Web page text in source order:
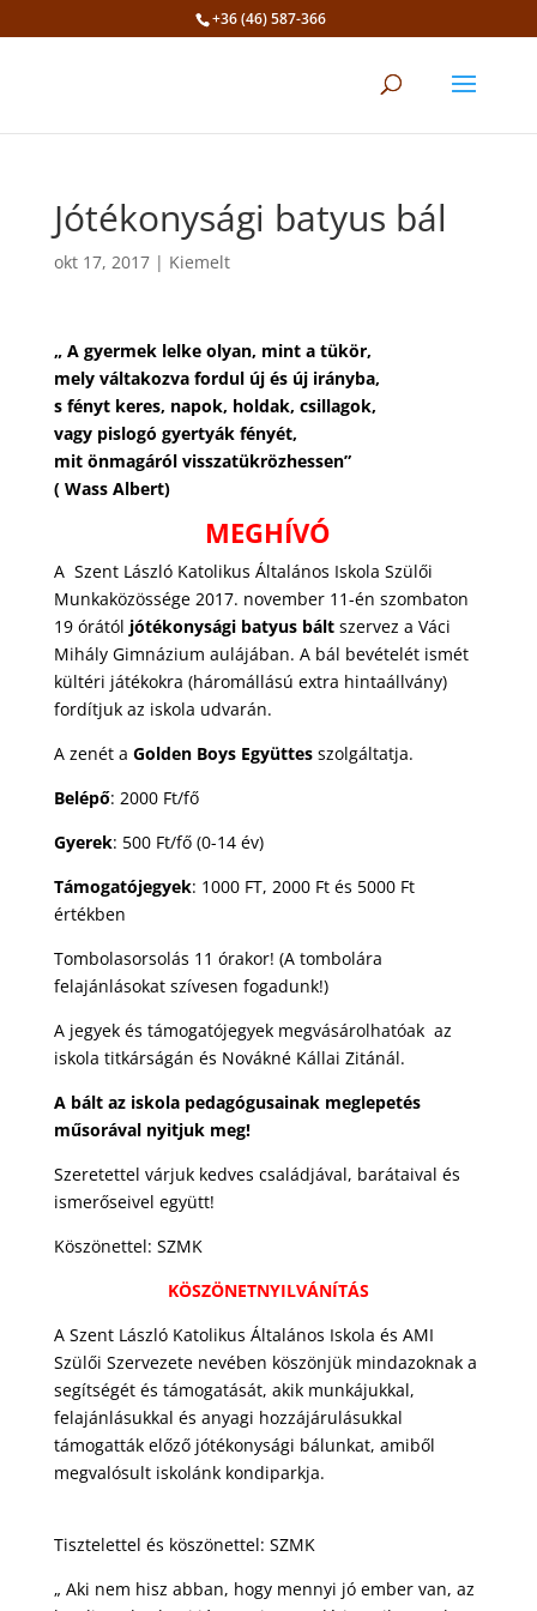
+36 (46) 587-366
Jótékonysági batyus bál
okt 17, 2017| Kiemelt
„ A gyermek lelke olyan, mint a tükör,
mely váltakozva fordul új és új irányba,
s fényt keres, napok, holdak, csillagok,
vagy pislogó gyertyák fényét,
mit önmagáról visszatükrözhessen”
( Wass Albert)
MEGHÍVÓ
A Szent László Katolikus Általános Iskola Szülői
Munkaközössége 2017. november 11-én szombaton
19 órától jótékonysági batyus báltszervez a Váci
Mihály Gimnázium aulájában. A bál bevételét ismét
kültéri játékokra (háromállású extra hintaállvány)
fordítjuk az iskola udvarán.
A zenét a Golden Boys Együttesszolgáltatja.
Belépő: 2000 Ft/fő
Gyerek: 500 Ft/fő (0-14 év)
Támogatójegyek: 1000 FT, 2000 Ft és 5000 Ft
értékben
Tombolasorsolás 11 órakor! (A tombolára
felajánlásokat szívesen fogadunk!)
A jegyek és támogatójegyek megvásárolhatóak az
iskola titkárságán és Novákné Kállai Zitánál.
A bált az iskola pedagógusainak meglepetés
műsorával nyitjuk meg!
Szeretettel várjuk kedves családjával, barátaival és
ismerőseivel együtt!
Köszönettel: SZMK
KÖSZÖNETNYILVÁNÍTÁS
A Szent László Katolikus Általános Iskola és AMI
Szülői Szervezete nevében köszönjük mindazoknak a
segítségét és támogatását, akik munkájukkal,
felajánlásukkal és anyagi hozzájárulásukkal
támogatták előző jótékonysági bálunkat, amiből
megvalósult iskolánk kondiparkja.
Tisztelettel és köszönettel: SZMK
„ Aki nem hisz abban, hogy mennyi jó ember van, az